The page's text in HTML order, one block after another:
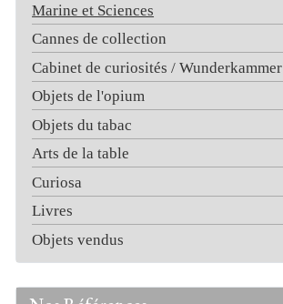
Marine et Sciences
Cannes de collection
Cabinet de curiosités / Wunderkammer
Objets de l'opium
Objets du tabac
Arts de la table
Curiosa
Livres
Objets vendus